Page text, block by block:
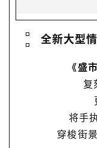
全新大型
《盛
复
将手
穿梭街